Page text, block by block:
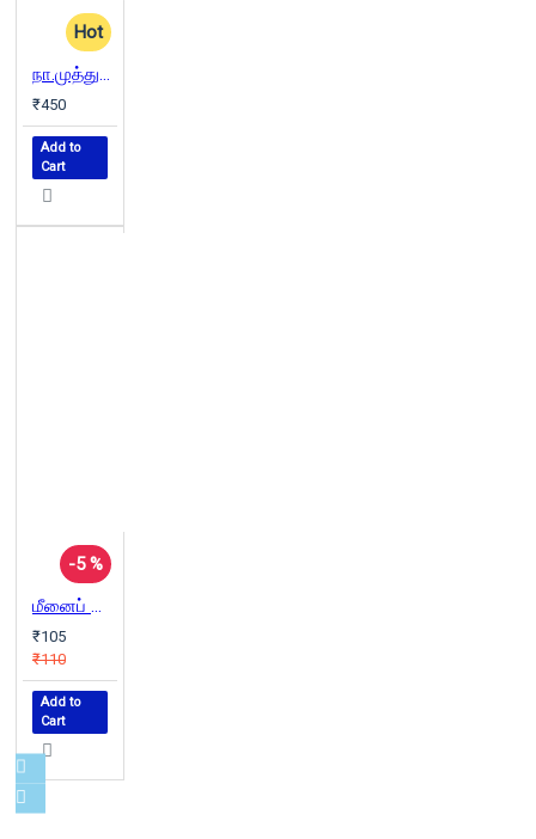
Hot
நா.முத்துக்குமார் கவிதைகள்
₹450
Add to
Cart
-5 %
மீனைப் போல இருக்கிற மீன்
₹105
₹110
Add to
Cart